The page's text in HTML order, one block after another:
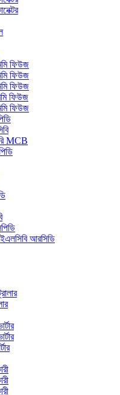
ফিউজ
ফিউজ
ফিউজ
ফিউজ
ফিউজ
MCB
আরসিডি